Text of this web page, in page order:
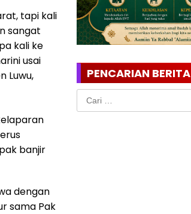
tapi kali
sangat
kali ke
usai
Luwu,
banjir
dengan
sama Pak
PENCARIAN BERITA
Cari
untuk: